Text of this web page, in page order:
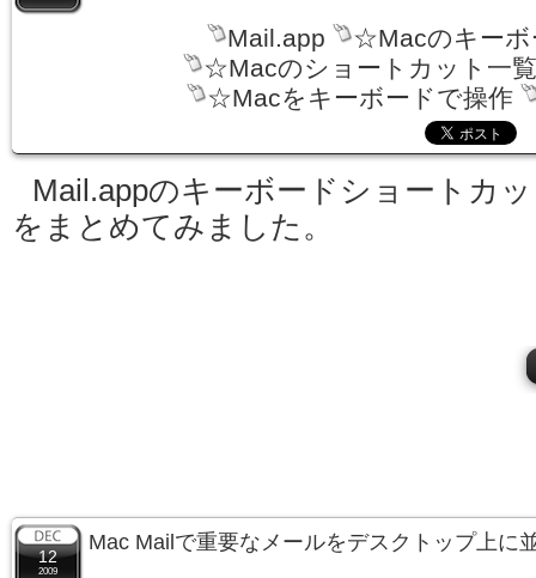
Mail.app
☆Macのキーボ
☆Macのショートカット一
☆Macをキーボードで操作
Mail.appのキーボードショートカ
をまとめてみました。
12
2009
Mac Mailで重要なメールをデスクトップ上に